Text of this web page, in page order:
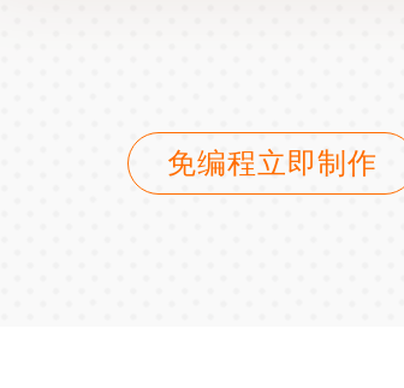
免编程立即制作